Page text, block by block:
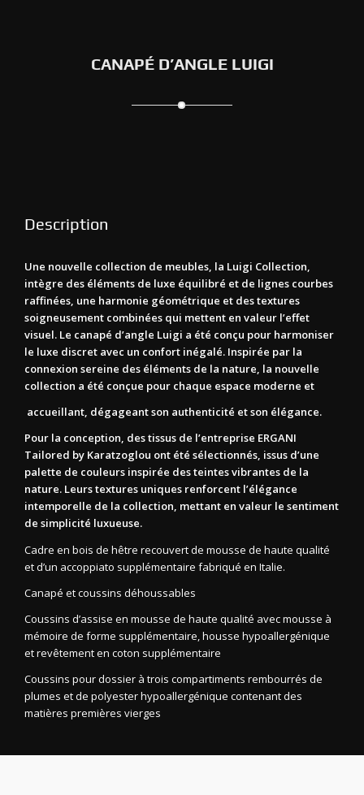
CANAPÉ D’ANGLE LUIGI
Description
Une nouvelle collection de meubles, la Luigi Collection,
intègre des éléments de luxe équilibré et de lignes courbes
raffinées, une harmonie géométrique et des textures
soigneusement combinées qui mettent en valeur l’effet
visuel. Le canapé d’angle Luigi a été conçu pour harmoniser
le luxe discret avec un confort inégalé. Inspirée par la
connexion sereine des éléments de la nature, la nouvelle
collection a été conçue pour chaque espace moderne et
accueillant, dégageant son authenticité et son élégance.
Pour la conception, des tissus de l’entreprise ERGANI
Tailored by Karatzoglou ont été sélectionnés, issus d’une
palette de couleurs inspirée des teintes vibrantes de la
nature. Leurs textures uniques renforcent l’élégance
intemporelle de la collection, mettant en valeur le sentiment
de simplicité luxueuse.
Cadre en bois de hêtre recouvert de mousse de haute qualité
et d’un accoppiato supplémentaire fabriqué en Italie.
Canapé et coussins déhoussables
Coussins d’assise en mousse de haute qualité avec mousse à
mémoire de forme supplémentaire, housse hypoallergénique
et revêtement en coton supplémentaire
Coussins pour dossier à trois compartiments rembourrés de
plumes et de polyester hypoallergénique contenant des
matières premières vierges